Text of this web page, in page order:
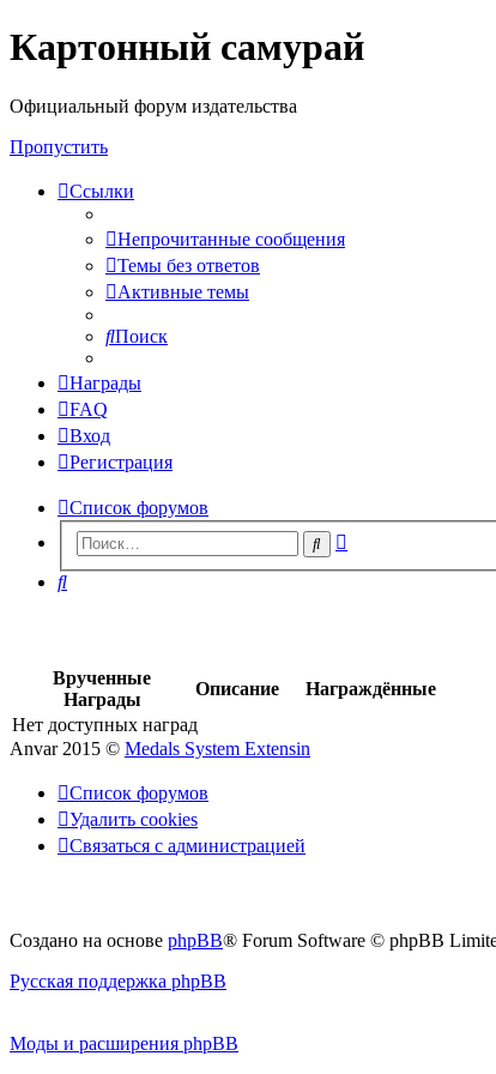
Регистрация
Картонный самурай
Официальный форум издательства
Пропустить
Ссылки
Непрочитанные сообщения
Темы без ответов
Активные темы
Поиск
Награды
FAQ
Вход
Регистрация
Список форумов
Поиск
Поиск
Врученные
Награды
Описание
Награждённые
Нет доступных наград
Anvar 2015 © Medals System Extensin
Список форумов
Удалить cookies
Связаться
Связаться с администрацией
Создано на основе phpBB® Forum Software © phpBB
Русская поддержка phpBB
Моды и расширения phpBB